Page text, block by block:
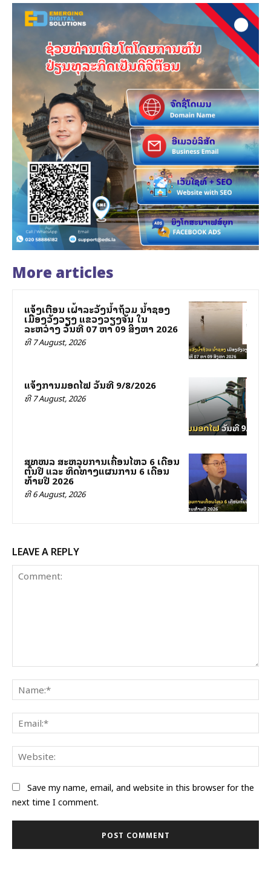
More articles
ແຈ້ງເຕືອນ ເຝົ້າລະວັງນ້ຳຖ້ວມ ນ້ຳຊອງ
ເມືອງວັງວຽງ ແຂວງວຽງຈັນ ໃນ
ລະຫວ່າງ ວັນທີ 07 ຫາ 09 ສິງຫາ 2026
ທີ 7 August, 2026
ແຈ້ງການມອດໄຟ ວັນທີ 9/8/2026
ທີ 7 August, 2026
ສທໜລ ສະຫລຸບການເຄື່ອນໄຫວ 6 ເດືອນ
ຕົ້ນປີ ແລະ ທິດທາງແຜນການ 6 ເດືອນ
ທ້າຍປີ 2026
ທີ 6 August, 2026
LEAVE A REPLY
Save my name, email, and website in this browser for the
next time I comment.